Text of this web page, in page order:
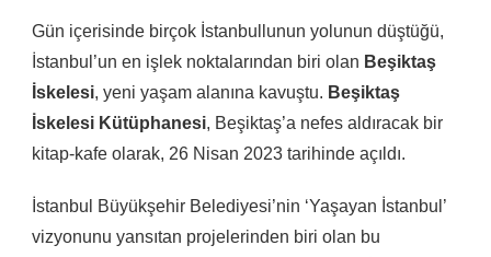
Gün içerisinde birçok İstanbullunun yolunun düştüğü,
İstanbul’un en işlek noktalarından biri olan Beşiktaş
İskelesi, yeni yaşam alanına kavuştu. Beşiktaş
İskelesi Kütüphanesi, Beşiktaş’a nefes aldıracak bir
kitap-kafe olarak, 26 Nisan 2023 tarihinde açıldı.
İstanbul Büyükşehir Belediyesi’nin ‘Yaşayan İstanbul’
vizyonunu yansıtan projelerinden biri olan bu